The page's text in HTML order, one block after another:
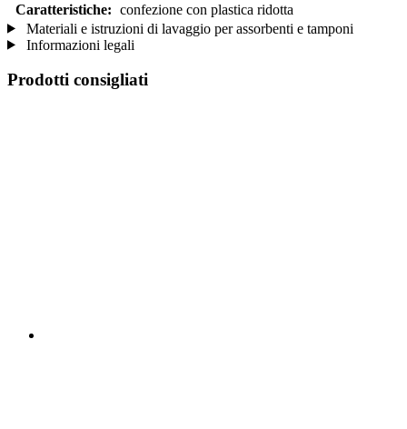
Caratteristiche: confezione con plastica ridotta
Materiali e istruzioni di lavaggio per assorbenti e tamponi
Informazioni legali
Prodotti consigliati